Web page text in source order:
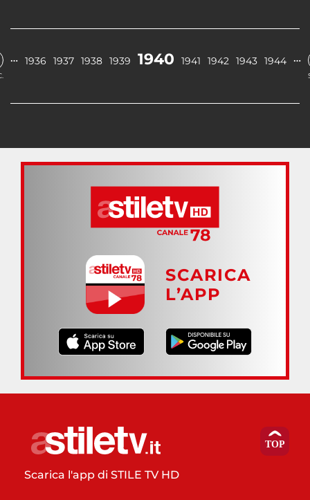
… 1936 1937 1938 1939 1940 1941 1942 1943 1944 …
SCARICA
L’APP
Scarica l'app di STILE TV HD